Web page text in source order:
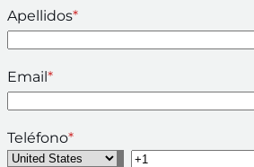
Apellidos*
Email*
Teléfono*